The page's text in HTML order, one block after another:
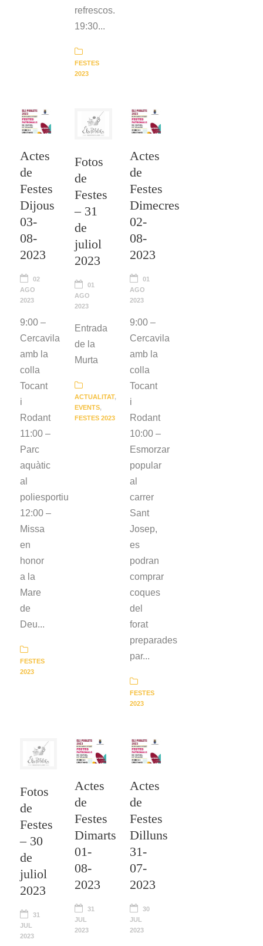
refrescos.
19:30...
FESTES
2023
Actes
de
Festes
Dijous
03-
08-
2023
02
AGO
2023
9:00 –
Cercavila
amb la
colla
Tocant
i
Rodant
11:00 –
Parc
aquàtic
al
poliesportiu
12:00 –
Missa
en
honor
a la
Mare
de
Deu...
FESTES
2023
Fotos
de
Festes
– 31
de
juliol
2023
01
AGO
2023
Entrada
de la
Murta
ACTUALITAT,
EVENTS,
FESTES 2023
Actes
de
Festes
Dimecres
02-
08-
2023
01
AGO
2023
9:00 –
Cercavila
amb la
colla
Tocant
i
Rodant
10:00 –
Esmorzar
popular
al
carrer
Sant
Josep,
es
podran
comprar
coques
del
forat
preparades
par...
FESTES
2023
Fotos
de
Festes
– 30
de
juliol
2023
31
JUL
2023
Actes
de
Festes
Dimarts
01-
08-
2023
31
JUL
2023
Actes
de
Festes
Dilluns
31-
07-
2023
30
JUL
2023